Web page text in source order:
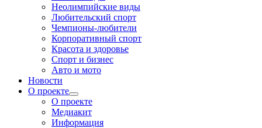
Неолимпийские виды
Любительский спорт
Чемпионы-любители
Корпоративный спорт
Красота и здоровье
Спорт и бизнес
Авто и мото
Новости
О проекте
О проекте
Медиакит
Информация